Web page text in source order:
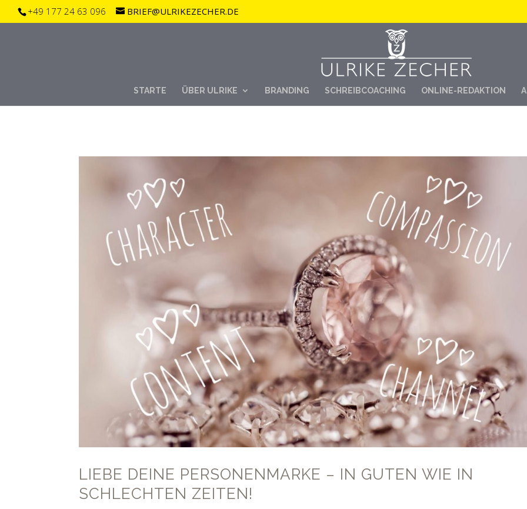
https://app.eu.usercentrics.eu/browser-ui/latest/loader.js https://sdp.eu.usercentrics.eu/latest/uc-block.bundle.js
+49 177 24 63 096 BRIEF@ULRIKEZECHER.DE
STARTE ÜBER ULRIKE BRANDING SCHREIBCOACHING ONLINE-REDAKTION
LIEBE DEINE PERSONENMARKE – IN GUTEN WIE IN
SCHLECHTEN ZEITEN!